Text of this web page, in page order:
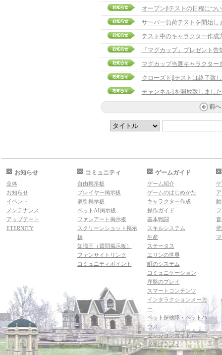
オープンβテストの日程につ
サーバー負荷テストを開始し
テスト中のキャラクター作成
『マグカップ』プレゼント
マグカップ当選キャラクター
クローズドβテストは終了致
チャンネル1を開放致しました
前へ
お知らせ
全体
お知らせ
イベント
メンテナンス
アップデート
ETERNITY
コミュニティ
自由掲示板
プレイヤー掲示板
取引掲示板
ペットAI掲示板
ファンアート掲示板
スクリーンショット掲示
板
知識王（質問掲示板）
ファンサイトリンク
コミュニティポイント
ゲームガイド
ゲーム紹介
ゲームのはじめかた
キャラクター作成
操作ガイド
基本戦闘
スキルシステム
生産
ステータス
エリンの世界
町のシステム
コミュニケーション
序盤のプレイ
スマートコンテンツ
インタラクションメーカ
ー
ペット探検隊・ペットハ
ウス
ダンジョンガイド
マギグラフィ